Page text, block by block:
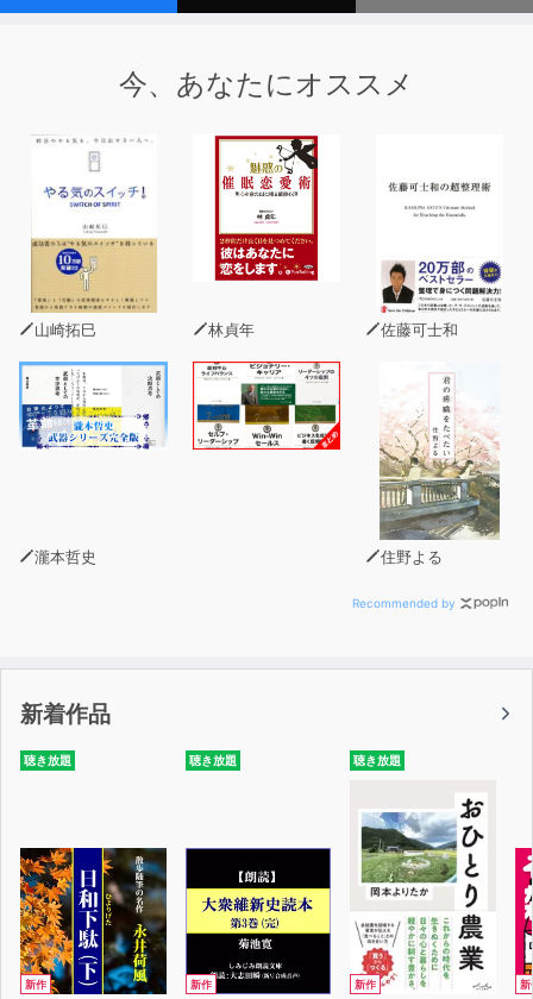
今、あなたにオススメ
山崎拓巳 林貞年 佐藤可士和
瀧本哲史 住野よる
Recommended by
新着作品
聴き放題
新作
聴き放題
新作
聴き放題
新作 新